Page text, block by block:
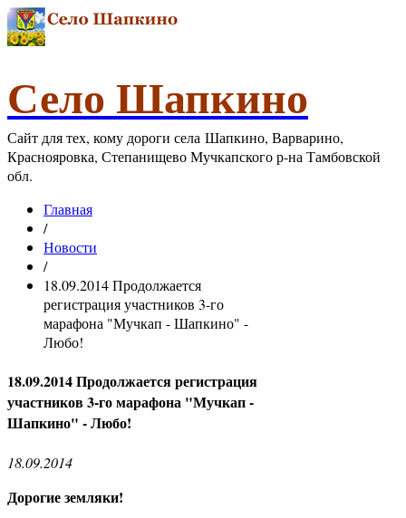
Село Шапкино
Сайт для тех, кому дороги села Шапкино, Варварино,
Краснояровка, Степанищево Мучкапского р-на Тамбовской
обл.
Главная
/
Новости
/
18.09.2014 Продолжается
регистрация участников 3-го
марафона "Мучкап - Шапкино" -
Любо!
18.09.2014 Продолжается регистрация
участников 3-го марафона "Мучкап -
Шапкино" - Любо!
18.09.2014
Дорогие земляки!